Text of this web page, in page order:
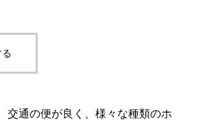
交通の便が良く、様々な種類のホ